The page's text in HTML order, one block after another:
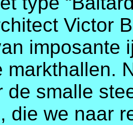
Victor
imposante
markthallen.
de smalle
die we naar